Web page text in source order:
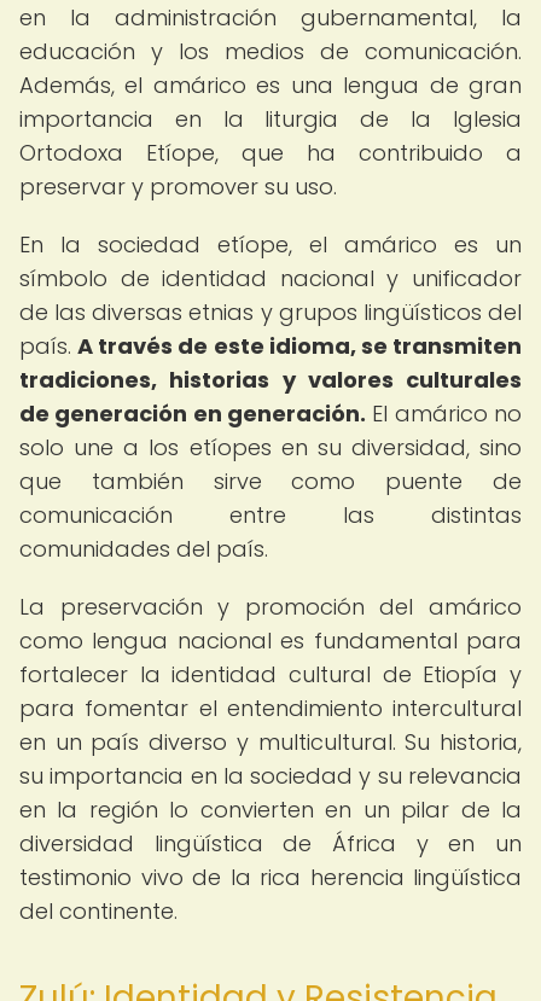
en la administración gubernamental, la
educación y los medios de comunicación.
Además, el amárico es una lengua de gran
importancia en la liturgia de la Iglesia
Ortodoxa Etíope, que ha contribuido a
preservar y promover su uso.
En la sociedad etíope, el amárico es un
símbolo de identidad nacional y unificador
de las diversas etnias y grupos lingüísticos del
país.A través de este idioma, se transmiten
tradiciones, historias y valores culturales
de generación en generación. El amárico no
solo une a los etíopes en su diversidad, sino
que también sirve como puente de
comunicación entre las distintas
comunidades del país.
La preservación y promoción del amárico
como lengua nacional es fundamental para
fortalecer la identidad cultural de Etiopía y
para fomentar el entendimiento intercultural
en un país diverso y multicultural. Su historia,
su importancia en la sociedad y su relevancia
en la región lo convierten en un pilar de la
diversidad lingüística de África y en un
testimonio vivo de la rica herencia lingüística
del continente.